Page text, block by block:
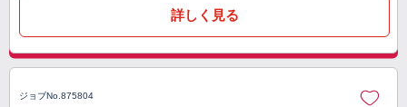
詳しく見る
ジョブNo.875804